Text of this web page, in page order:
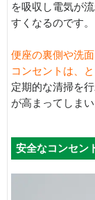
を吸収し電気が
すくなるのです。
便座の裏側や洗
コンセントは、
定期的な清掃を
が高まってしまい
安全なコンセン